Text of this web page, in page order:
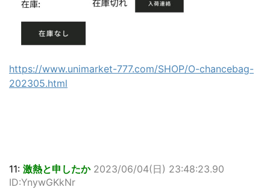
https://www.unimarket-777.com/SHOP/O-chancebag-
202305.html
11: 激熱と申したか 2023/06/04(日) 23:48:23.90
ID:YnywGKkNr